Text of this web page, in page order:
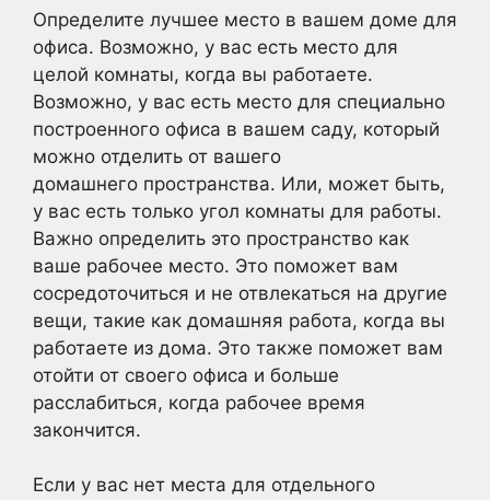
Определите лучшее место в вашем доме для
офиса. Возможно, у вас есть место для
целой комнаты, когда вы работаете.
Возможно, у вас есть место для специально
построенного офиса в вашем саду, который
можно отделить от вашего
домашнего пространства. Или, может быть,
у вас есть только угол комнаты для работы.
Важно определить это пространство как
ваше рабочее место. Это поможет вам
сосредоточиться и не отвлекаться на другие
вещи, такие как домашняя работа, когда вы
работаете из дома. Это также поможет вам
отойти от своего офиса и больше
расслабиться, когда рабочее время
закончится.
Если у вас нет места для отдельного